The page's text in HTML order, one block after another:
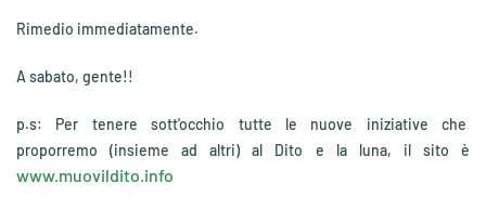
Rimedio immediatamente.
A sabato, gente!!
p.s: Per tenere sott'occhio tutte le nuove iniziative che
proporremo (insieme ad altri) al Dito e la luna, il sito è
www.muovildito.info